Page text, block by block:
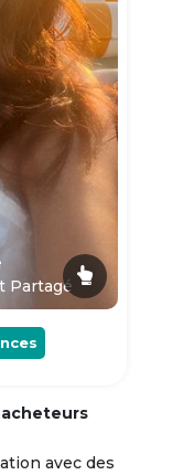
Partagé
avec des